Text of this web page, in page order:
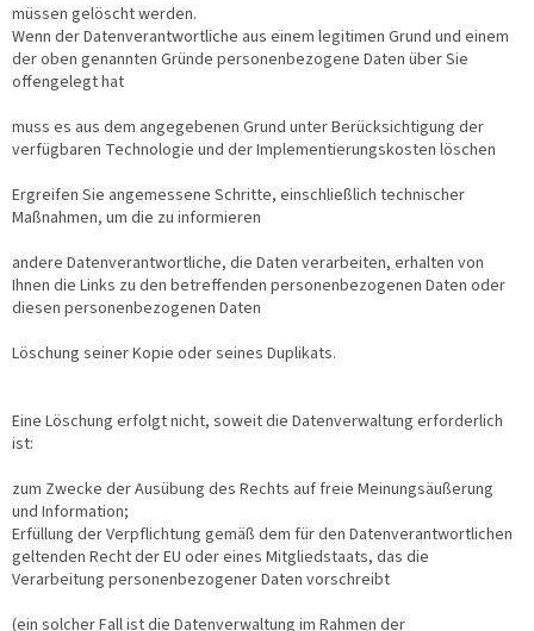
müssen gelöscht werden.
Wenn der Datenverantwortliche aus einem legitimen Grund und einem
der oben genannten Gründe personenbezogene Daten über Sie
offengelegt hat
muss es aus dem angegebenen Grund unter Berücksichtigung der
verfügbaren Technologie und der Implementierungskosten löschen
Ergreifen Sie angemessene Schritte, einschließlich technischer
Maßnahmen, um die zu informieren
andere Datenverantwortliche, die Daten verarbeiten, erhalten von
Ihnen die Links zu den betreffenden personenbezogenen Daten oder
diesen personenbezogenen Daten
Löschung seiner Kopie oder seines Duplikats.
Eine Löschung erfolgt nicht, soweit die Datenverwaltung erforderlich
ist:
zum Zwecke der Ausübung des Rechts auf freie Meinungsäußerung
und Information;
Erfüllung der Verpflichtung gemäß dem für den Datenverantwortlichen
geltenden Recht der EU oder eines Mitgliedstaats, das die
Verarbeitung personenbezogener Daten vorschreibt
(ein solcher Fall ist die Datenverwaltung im Rahmen der